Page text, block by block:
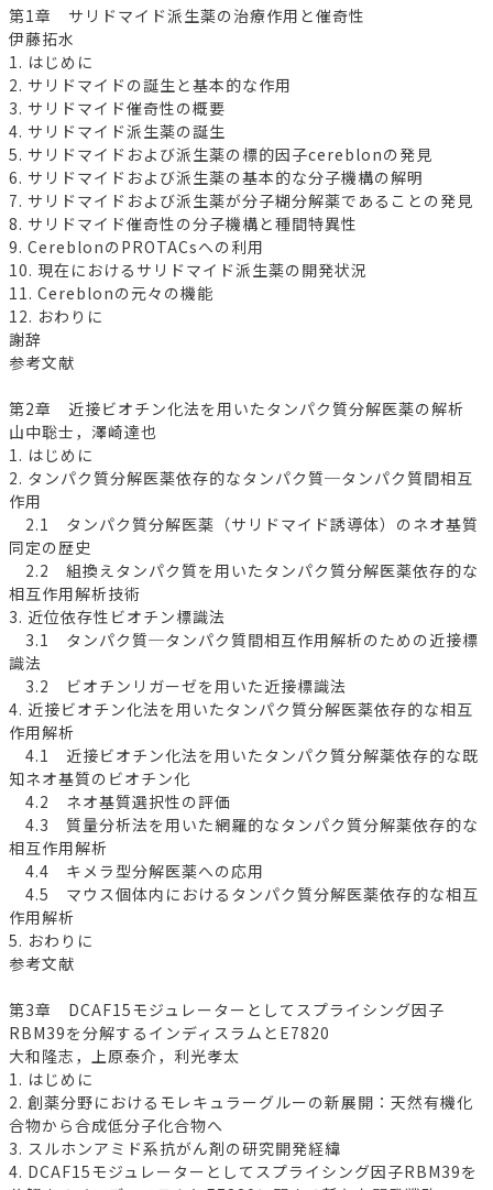
第1章 サリドマイド派生薬の治療作用と催奇性
伊藤拓水
1. はじめに
2. サリドマイドの誕生と基本的な作用
3. サリドマイド催奇性の概要
4. サリドマイド派生薬の誕生
5. サリドマイドおよび派生薬の標的因子cereblonの発見
6. サリドマイドおよび派生薬の基本的な分子機構の解明
7. サリドマイドおよび派生薬が分子糊分解薬であることの発見
8. サリドマイド催奇性の分子機構と種間特異性
9. CereblonのPROTACsへの利用
10. 現在におけるサリドマイド派生薬の開発状況
11. Cereblonの元々の機能
12. おわりに
謝辞
参考文献
第2章 近接ビオチン化法を用いたタンパク質分解医薬の解析
山中聡士，澤崎達也
1. はじめに
2. タンパク質分解医薬依存的なタンパク質─タンパク質間相互
作用
2.1 タンパク質分解医薬（サリドマイド誘導体）のネオ基質
同定の歴史
2.2 組換えタンパク質を用いたタンパク質分解医薬依存的な
相互作用解析技術
3. 近位依存性ビオチン標識法
3.1 タンパク質─タンパク質間相互作用解析のための近接標
識法
3.2 ビオチンリガーゼを用いた近接標識法
4. 近接ビオチン化法を用いたタンパク質分解医薬依存的な相互
作用解析
4.1 近接ビオチン化法を用いたタンパク質分解薬依存的な既
知ネオ基質のビオチン化
4.2 ネオ基質選択性の評価
4.3 質量分析法を用いた網羅的なタンパク質分解薬依存的な
相互作用解析
4.4 キメラ型分解医薬への応用
4.5 マウス個体内におけるタンパク質分解医薬依存的な相互
作用解析
5. おわりに
参考文献
第3章 DCAF15モジュレーターとしてスプライシング因子
RBM39を分解するインディスラムとE7820
大和隆志，上原泰介，利光孝太
1. はじめに
2. 創薬分野におけるモレキュラーグルーの新展開：天然有機化
合物から合成低分子化合物へ
3. スルホンアミド系抗がん剤の研究開発経緯
4. DCAF15モジュレーターとしてスプライシング因子RBM39を